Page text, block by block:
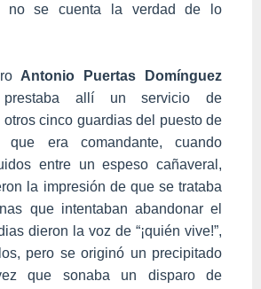
no se cuenta la verdad de lo
Antonio Puertas Domínguez
allí un servicio de
cinco guardias del puesto de
que era comandante, cuando
entre un espeso cañaveral,
la impresión de que se trataba
que intentaban abandonar el
dieron la voz de “¡quién vive!”,
pero se originó un precipitado
que sonaba un disparo de